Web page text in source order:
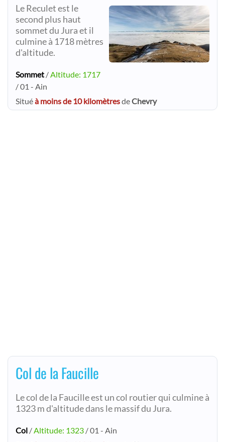
Le Reculet est le
second plus haut
sommet du Jura et il
culmine à 1718 mètres
d'altitude.
Sommet /Altitude: 1717
/ 01 - Ain
Situéà moins de 10 kilomètresdeChevry
Col de la Faucille
Le col de la Faucille est un col routier qui culmine à
1323 m d'altitude dans le massif du Jura.
Col /Altitude: 1323 / 01 - Ain